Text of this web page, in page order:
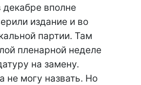
вполне
издание и во
партии. Там
пленарной неделе
на замену.
не могу назвать. Но